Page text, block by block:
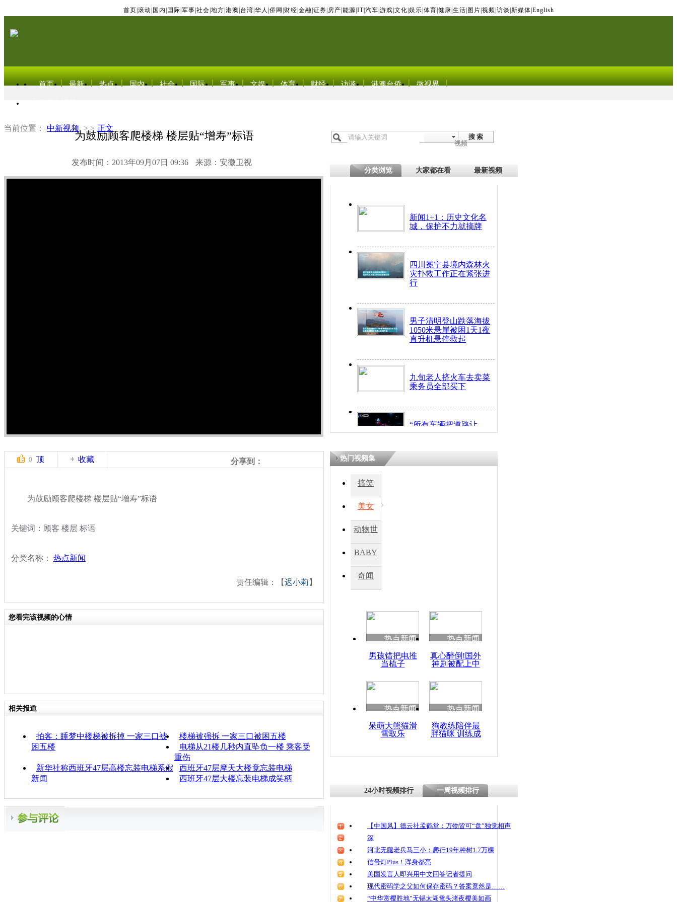
首页 滚动 国内 国际 军事 社会 地方 港澳 台湾 华人 侨网 财经 金融 证券 房产 能源 IT| 汽车 游戏 文化 娱乐 体育 健康 生活 图片 视频 访谈 新媒体 English
首页 最新 热点 国内 社会 国际 军事 文娱 体育 财经 访谈 港澳台侨 微视界
当前位置： 中新视频 > > 正文
为鼓励顾客爬楼梯 楼层贴“增寿”标语
发布时间：2013年09月07日 09:36 来源：安徽卫视
搜 索
视频
分类浏览 大家都在看 最新视频
新闻1+1：历史文化名
城，保护不力就摘牌
四川冕宁县境内森林火
灾扑救工作正在紧张进
行
男子清明登山跌落海拔
1050米悬崖被困1天1夜
直升机悬停救起
九旬老人挤火车去卖菜
乘务员全部买下
“所有车辆把道路让
开！”儿童突发疾病交
四川兴文苗乡上万人欢
度苗族花山节
清明祭英烈 哀思悼忠
为鼓励顾客爬楼梯 楼
0 顶 收藏 分享到：
为鼓励顾客爬楼梯 楼层贴“增寿”标语
关键词：顾客 楼层 标语
分类名称： 热点新闻
责任编辑：【迟小莉 】
您看完该视频的心情
相关报道
拍客：睡梦中楼梯被拆掉 一家三口被
困五楼
楼梯被强拆 一家三口被困五楼
电梯从21楼几秒内直坠负一楼 乘客受
重伤
新华社称西班牙47层高楼忘装电梯系假
新闻
西班牙47层摩天大楼竟忘装电梯
西班牙47层大楼忘装电梯成笑柄
热门视频集
搞笑
美女
动物世
BABY
秀
奇闻
热点新闻
男孩错把电推
当梳子
热点新闻
真心醉倒!国外
神剧被配上中
热点新闻
呆萌大熊猫滑
雪取乐
热点新闻
狗教练陪伴最
胖猫咪 训练成
24小时视频排行 一周视频排行
【中国风】德云社孟鹤堂：万物皆可“盘”独觉相声
深
河北无腿老兵马三小：爬行19年种树1.7万棵
信号灯Plus！浑身都亮
美国发言人即兴用中文回答记者提问
现代密码学之父如何保存密码？答案竟然是……
“中华赏樱胜地”无锡太湖鼋头渚夜樱美如画